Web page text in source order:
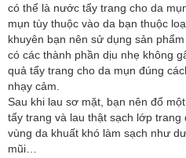
có thể là nước tẩy trang cho da
mụn tùy thuộc vào da bạn thuộc
khuyên bạn nên sử dụng sản
có các thành phần dịu nhẹ không
quả tẩy trang cho da mụn đúng
nhạy cảm.
Sau khi lau sơ mặt, bạn nên đổ
tẩy trang và lau thật sạch lớp trang
vùng da khuất khó làm sạch như
mũi…